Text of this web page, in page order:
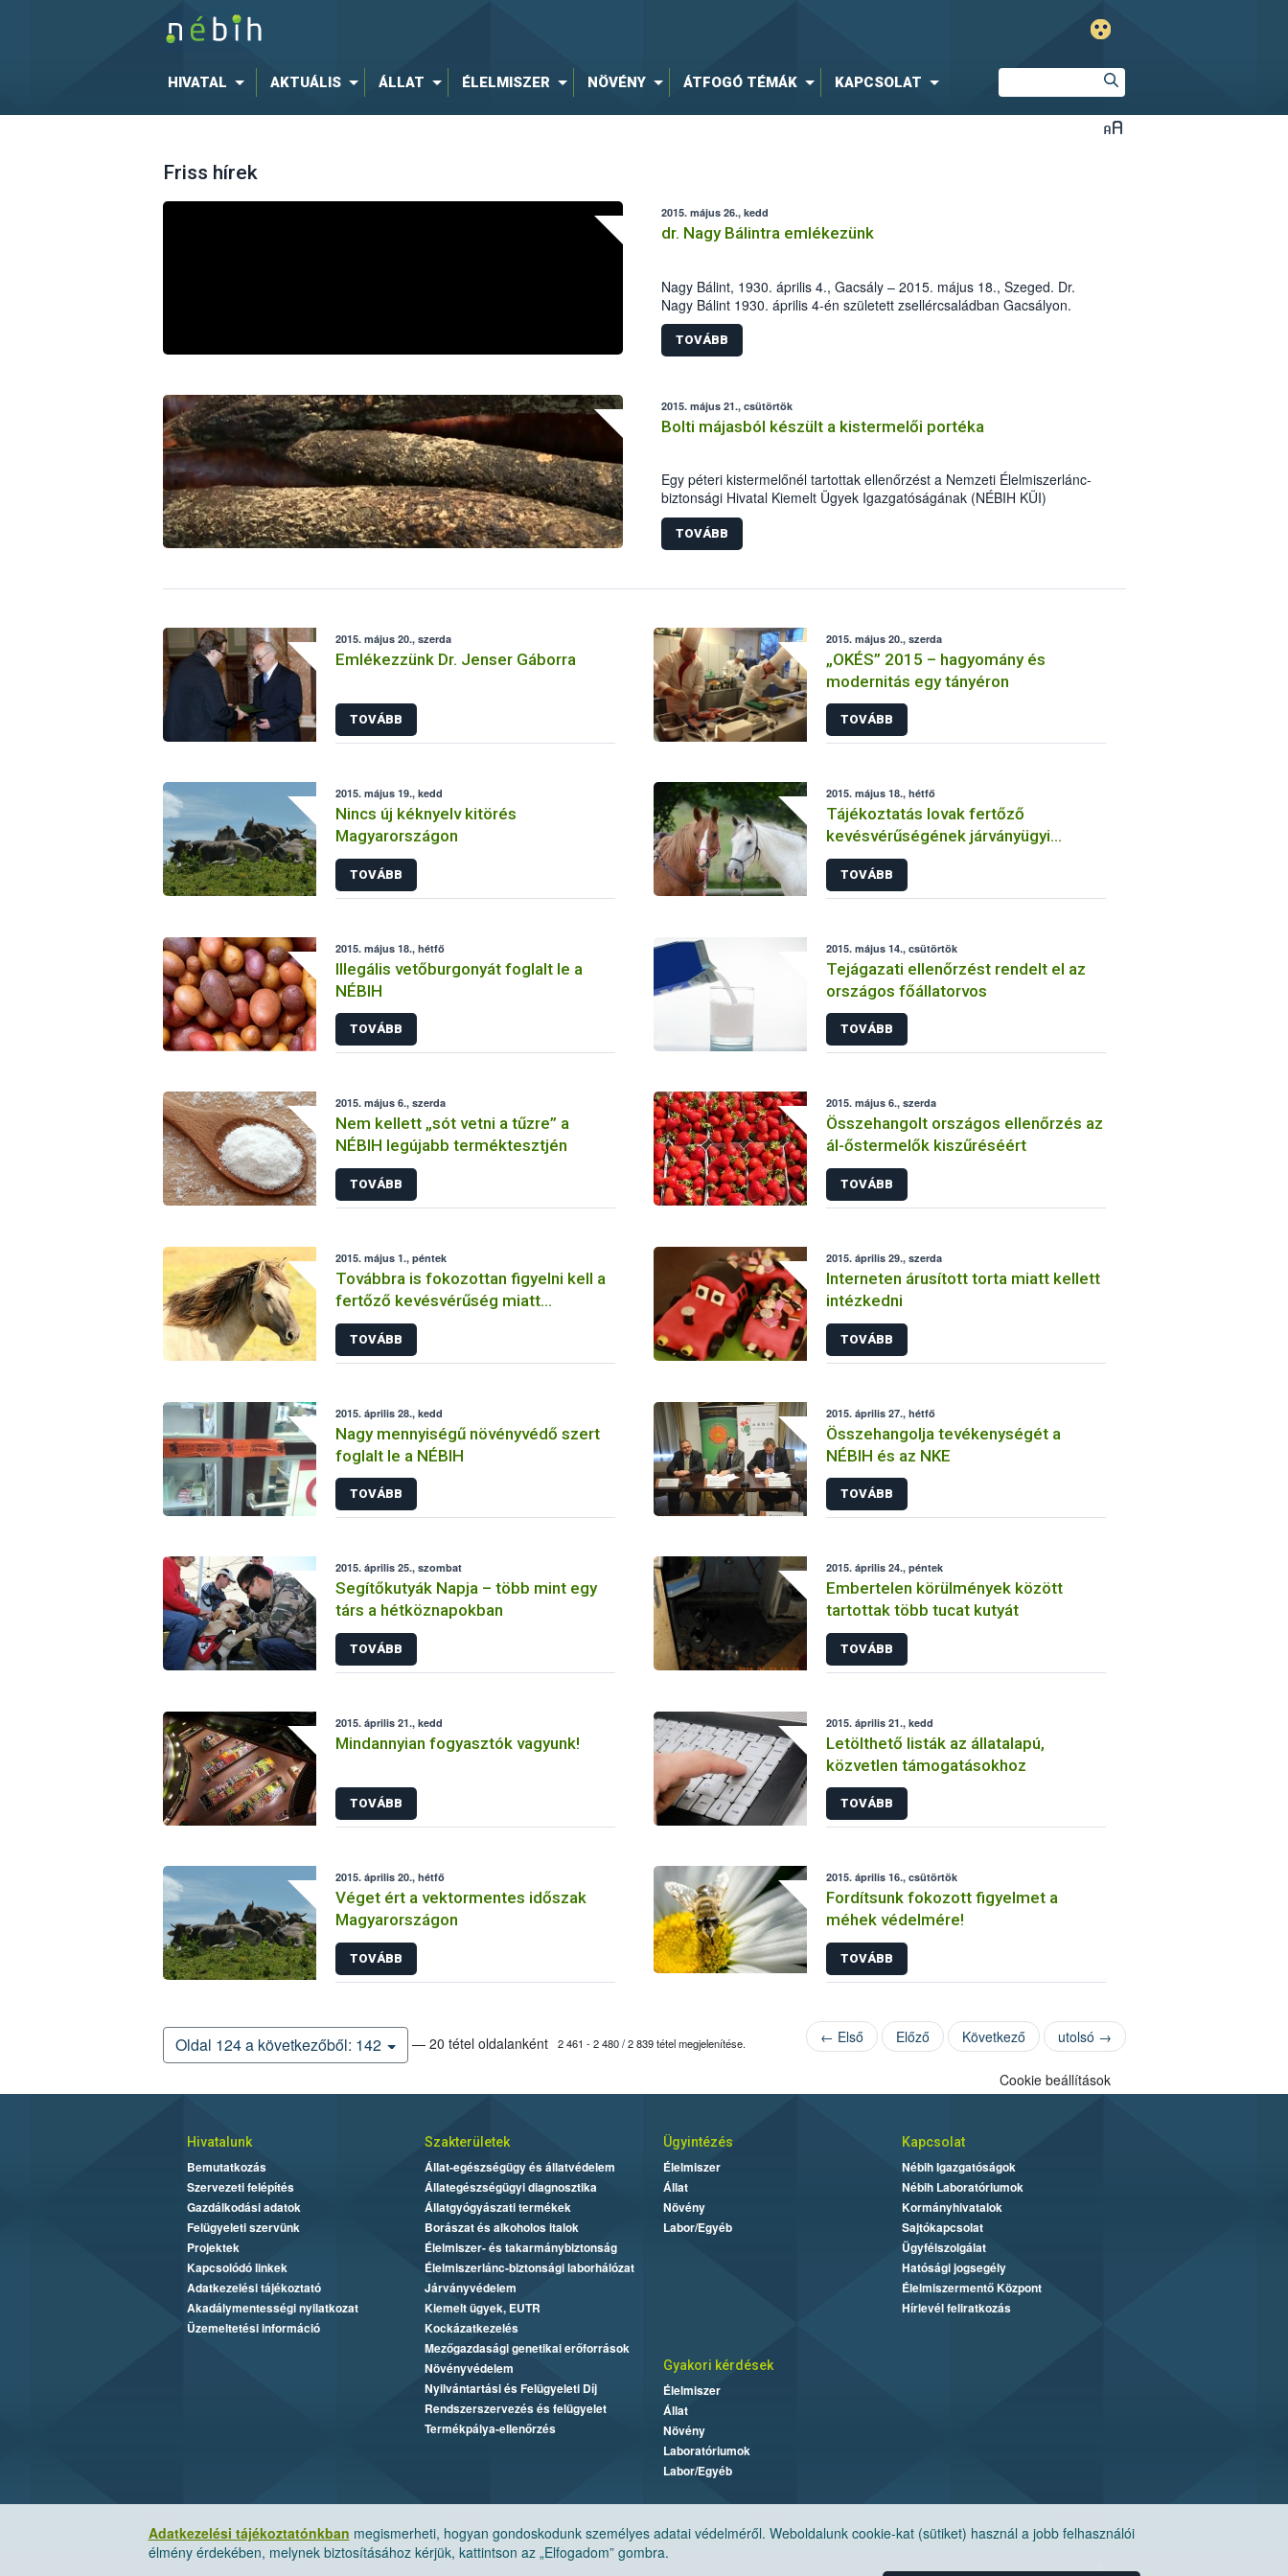
HIVATAL AKTUÁLIS ÁLLAT ÉLELMISZER NÖVÉNY ÁTFOGÓ TÉMÁK KAPCSOLAT
Friss hírek
2015. május 26., kedd
dr. Nagy Bálintra emlékezünk
Nagy Bálint, 1930. április 4., Gacsály – 2015. május 18., Szeged. Dr.
Nagy Bálint 1930. április 4-én született zsellércsaládban Gacsályon.
Iskoláit szülőfalujában, majd az Eszterházy Kertészeti Középiskolában,
később a harkovi (Szovjetunió) Dokucsájev Mezőgazdasági Egyetem
Növényvédelmi Fakultásán végezte.
TOVÁBB
2015. május 21., csütörtök
Bolti májasból készült a kistermelői portéka
Egy péteri kistermelőnél tartottak ellenőrzést a Nemzeti Élelmiszerlánc-
biztonsági Hivatal Kiemelt Ügyek Igazgatóságának (NÉBIH KÜI)
szakemberei április közepén. A helyszínen tapasztalt számos
szabálytalanság miatt mintegy 5700 kg alapanyag, félkész- és
késztermék forgalomból történő kivonását és megsemmisítését
TOVÁBB
2015. május 20., szerda
Emlékezzünk Dr. Jenser Gáborra
TOVÁBB
2015. május 20., szerda
„OKÉS” 2015 – hagyomány és
modernitás egy tányéron
TOVÁBB
2015. május 19., kedd
Nincs új kéknyelv kitörés
Magyarországon
TOVÁBB
2015. május 18., hétfő
Tájékoztatás lovak fertőző
kevésvérűségének járványügyi
helyzetéről
TOVÁBB
2015. május 18., hétfő
Illegális vetőburgonyát foglalt le a
NÉBIH
TOVÁBB
2015. május 14., csütörtök
Tejágazati ellenőrzést rendelt el az
országos főállatorvos
TOVÁBB
2015. május 6., szerda
Nem kellett „sót vetni a tűzre” a
NÉBIH legújabb terméktesztjén
TOVÁBB
2015. május 6., szerda
Összehangolt országos ellenőrzés az
ál-őstermelők kiszűréséért
TOVÁBB
2015. május 1., péntek
Továbbra is fokozottan figyelni kell a
fertőző kevésvérűség miatt
karanténba került lovakra
TOVÁBB
2015. április 29., szerda
Interneten árusított torta miatt kellett
intézkedni
TOVÁBB
2015. április 28., kedd
Nagy mennyiségű növényvédő szert
foglalt le a NÉBIH
TOVÁBB
2015. április 27., hétfő
Összehangolja tevékenységét a
NÉBIH és az NKE
TOVÁBB
2015. április 25., szombat
Segítőkutyák Napja – több mint egy
társ a hétköznapokban
TOVÁBB
2015. április 24., péntek
Embertelen körülmények között
tartottak több tucat kutyát
TOVÁBB
2015. április 21., kedd
Mindannyian fogyasztók vagyunk!
TOVÁBB
2015. április 21., kedd
Letölthető listák az állatalapú,
közvetlen támogatásokhoz
TOVÁBB
2015. április 20., hétfő
Véget ért a vektormentes időszak
Magyarországon
TOVÁBB
2015. április 16., csütörtök
Fordítsunk fokozott figyelmet a
méhek védelmére!
TOVÁBB
Oldal 124 a következőből: 142 — 20 tétel oldalanként 2 461 - 2 480 / 2 839 tétel megjelenítése. ← Első Előző Következő utolsó →
Adatkezelési tájékoztatónkban megismerheti, hogyan gondoskodunk személyes adatai védelméről. Weboldalunk cookie-kat (sütiket) használ a jobb felhasználói
élmény érdekében, melynek biztosításához kérjük, kattintson az „Elfogadom” gombra.
Cookie beállítások
Hivatalunk
Bemutatkozás
Szervezeti felépítés
Gazdálkodási adatok
Felügyeleti szervünk
Projektek
Kapcsolódó linkek
Adatkezelési tájékoztató
Akadálymentességi nyilatkozat
Üzemeltetési információ
Szakterületek
Állat-egészségügy és állatvédelem
Állategészségügyi diagnosztika
Állatgyógyászati termékek
Borászat és alkoholos italok
Élelmiszer- és takarmánybiztonság
Élelmiszerlánc-biztonsági laborhálózat
Járványvédelem
Kiemelt ügyek, EUTR
Kockázatkezelés
Mezőgazdasági genetikai erőforrások
Növényvédelem
Nyilvántartási és Felügyeleti Díj
Rendszerszervezés és felügyelet
Termékpálya-ellenőrzés
Ügyintézés
Élelmiszer
Állat
Növény
Labor/Egyéb
Kapcsolat
Nébih Igazgatóságok
Nébih Laboratóriumok
Kormányhivatalok
Sajtókapcsolat
Ügyfélszolgálat
Hatósági jogsegély
Élelmiszermentő Központ
Hírlevél feliratkozás
Gyakori kérdések
Élelmiszer
Állat
Növény
Laboratóriumok
Labor/Egyéb